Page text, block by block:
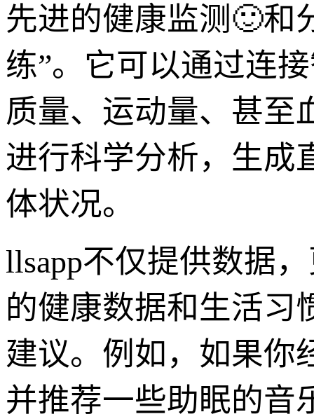
先进的健康监测🙂和
练”。它可以通过连
质量、运动量、甚至
进行科学分析，生成
体状况。
llsapp不仅提供数据
的健康数据和生活习
建议。例如，如果你
并推荐一些助眠的音